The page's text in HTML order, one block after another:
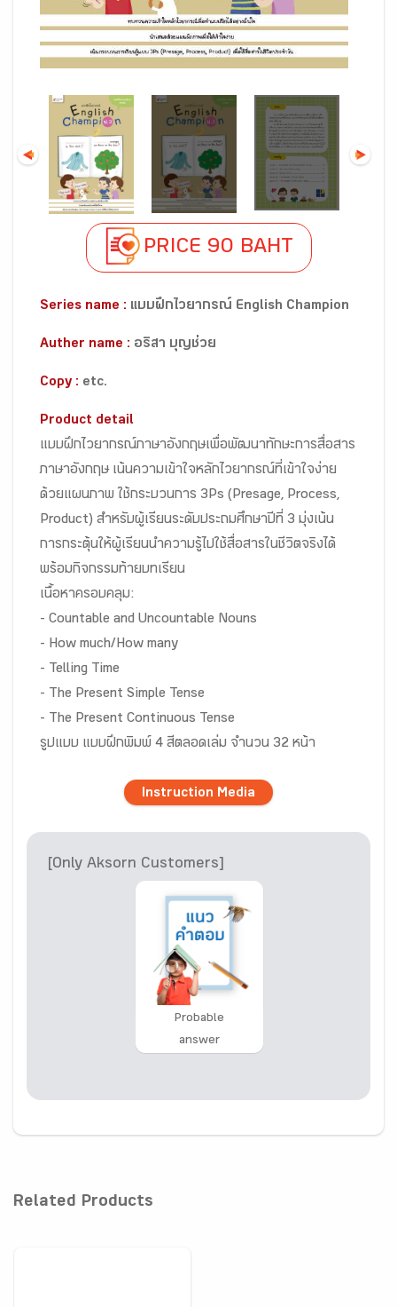
PRICE 90 BAHT
Series name : แบบฝึกไวยากรณ์ English Champion
Auther name : อริสา บุญช่วย
Copy : etc.
Product detail
แบบฝึกไวยากรณ์ภาษาอังกฤษเพื่อพัฒนาทักษะการสื่อสาร
ภาษาอังกฤษ เน้นความเข้าใจหลักไวยากรณ์ที่เข้าใจง่าย
ด้วยแผนภาพ ใช้กระบวนการ 3Ps (Presage, Process,
Product) สำหรับผู้เรียนระดับประถมศึกษาปีที่ 3 มุ่งเน้น
การกระตุ้นให้ผู้เรียนนำความรู้ไปใช้สื่อสารในชีวิตจริงได้
พร้อมกิจกรรมท้ายบทเรียน
เนื้อหาครอบคลุม:
- Countable and Uncountable Nouns
- How much/How many
- Telling Time
- The Present Simple Tense
- The Present Continuous Tense
รูปแบบ แบบฝึกพิมพ์ 4 สีตลอดเล่ม จำนวน 32 หน้า
Instruction Media
[Only Aksorn Customers]
Probable
answer
Related Products